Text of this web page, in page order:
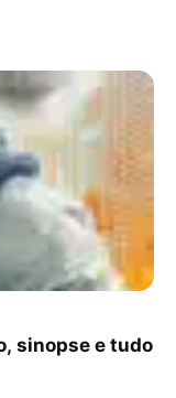
sinopse e tudo